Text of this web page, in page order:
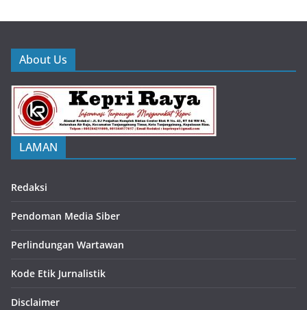
About Us
LAMAN
Redaksi
Pendoman Media Siber
Perlindungan Wartawan
Kode Etik Jurnalistik
Disclaimer